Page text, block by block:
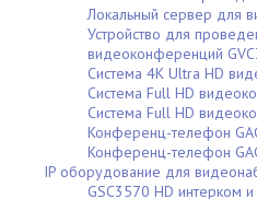
Локальный сервер для
Устройство для
видеоконференций
Система 4K Ultra HD
Система Full HD
Система Full HD
Конференц-телефон
Конференц-телефон
IP оборудование для
GSC3570 HD интерком